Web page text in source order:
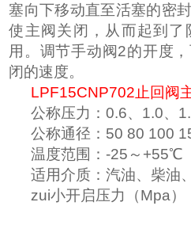
塞向下移动直至活塞的密
使主阀关闭，从而起到
用。调节手动阀2的开度
闭的速度。
LPF15CNP702 止回阀
公称压力：0.6、1.0、
公称通径：50 80 100
温度范围：-25～+55℃
适用介质：汽油、柴油
zui小开启压力（Mpa）